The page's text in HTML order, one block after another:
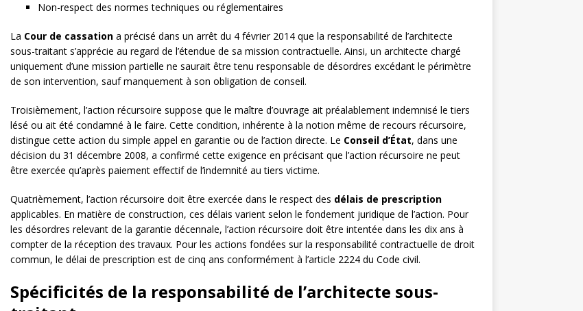
Non-respect des normes techniques ou réglementaires
La Cour de cassationa précisé dans un arrêt du 4 février 2014 que la responsabilité de l’architecte
sous-traitant s’apprécie au regard de l’étendue de sa mission contractuelle. Ainsi, un architecte chargé
uniquement d’une mission partielle ne saurait être tenu responsable de désordres excédant le périmètre
de son intervention, sauf manquement à son obligation de conseil.
Troisièmement, l’action récursoire suppose que le maître d’ouvrage ait préalablement indemnisé le tiers
lésé ou ait été condamné à le faire. Cette condition, inhérente à la notion même de recours récursoire,
distingue cette action du simple appel en garantie ou de l’action directe. Le Conseil d’État, dans une
décision du 31 décembre 2008, a confirmé cette exigence en précisant que l’action récursoire ne peut
être exercée qu’après paiement effectif de l’indemnité au tiers victime.
Quatrièmement, l’action récursoire doit être exercée dans le respect des délais de prescription
applicables. En matière de construction, ces délais varient selon le fondement juridique de l’action. Pour
les désordres relevant de la garantie décennale, l’action récursoire doit être intentée dans les dix ans à
compter de la réception des travaux. Pour les actions fondées sur la responsabilité contractuelle de droit
commun, le délai de prescription est de cinq ans conformément à l’article 2224 du Code civil.
Spécificités de la responsabilité de l’architecte sous-